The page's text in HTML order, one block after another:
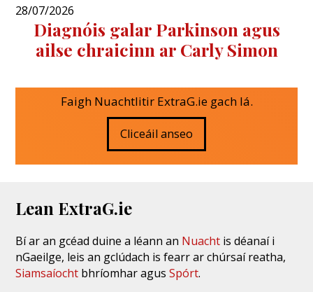
28/07/2026
Diagnóis galar Parkinson agus
ailse chraicinn ar Carly Simon
Faigh Nuachtlitir ExtraG.ie gach lá.
Cliceáil anseo
Lean ExtraG.ie
Bí ar an gcéad duine a léann an Nuacht is déanaí i
nGaeilge, leis an gclúdach is fearr ar chúrsaí reatha,
Siamsaíocht bhríomhar agusSpórt.